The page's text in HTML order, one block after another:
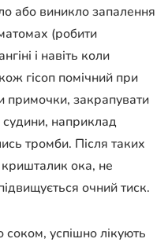
або виникло запалення
(робити
і навіть коли
гісоп помічний при
примочки, закрапувати
судини, наприклад
тромби. Після таких
ока, не
очний тиск.
соком, успішно лікують